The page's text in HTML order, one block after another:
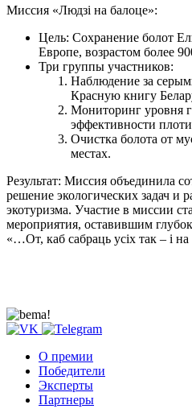
Миссия «Людзі на балоце»:
Цель: Сохранение болот
Европе, возрастом более
Три группы участников:
Наблюдение за
Красную книгу
Мониторинг уровня
эффективности
Очистка болота от
местах.
Результат: Миссия объединила
решение экологических задач и
экотуризма. Участие в миссии
мероприятия, оставившим
«…От, каб сабраць усіх так – і на
О премии
Победители
Эксперты
Партнеры